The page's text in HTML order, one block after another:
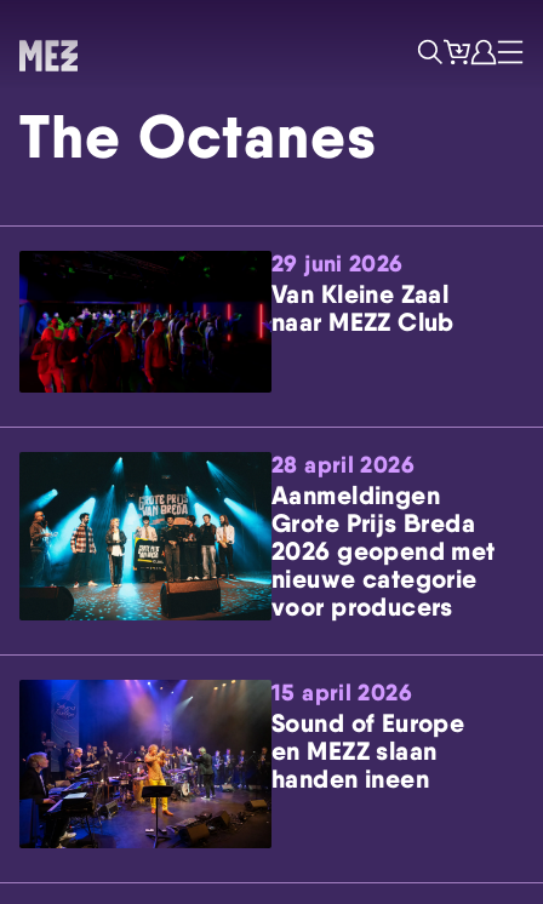
Skip navigatie
ZoekTicketsAccount
Menu
The Octanes
29 juni 2026
Van Kleine Zaal
naar MEZZ Club
28 april 2026
Aanmeldingen
Grote Prijs Breda
2026 geopend met
nieuwe categorie
voor producers
15 april 2026
Sound of Europe
en MEZZ slaan
handen ineen